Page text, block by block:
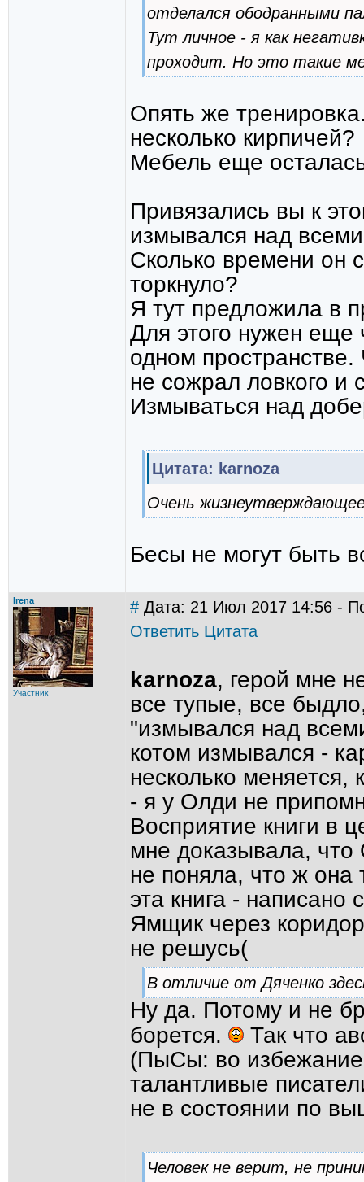
отделался ободранными
Тут личное - я как
проходит. Но это такие
Опять же
несколько кирпичей?
Мебель еще
Привязались вы к
измывался над
Сколько времени он
торкнуло?
Я тут предложила в
Для этого нужен еще
одном
не сожрал ловкого и
Измываться над
Цитата: karnoza
Очень
Бесы не могут быть
Irena
Участник
# Дата: 21 Июл 2017 14:56 -
Ответить Цитата
karnoza, герой мне
все тупые, все
"измывался над
котом измывался -
несколько меняется,
- я у Олди не
Восприятие книги в
мне доказывала,
не поняла, что ж она
эта книга - написано
Ямщик через
не решусь(
В отличие от Дяченко
Ну да. Потому и не
борется.
Так что
(ПыСы: во избежание
талантливые
не в состоянии по
Человек не верит, не